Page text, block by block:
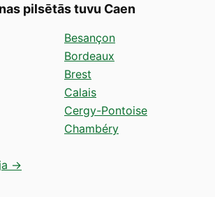
pilsētās tuvu Caen
Besançon
Bordeaux
Brest
Calais
Cergy-Pontoise
Chambéry
→